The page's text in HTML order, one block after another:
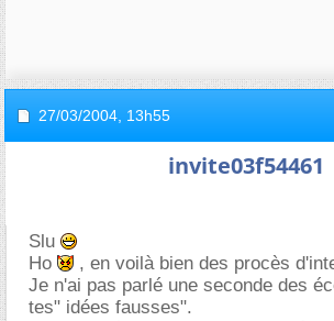
27/03/2004, 13h55
invite03f54461
Slu
Ho
, en voilà bien des procès
Je n'ai pas parlé une seconde des
tes" idées fausses".